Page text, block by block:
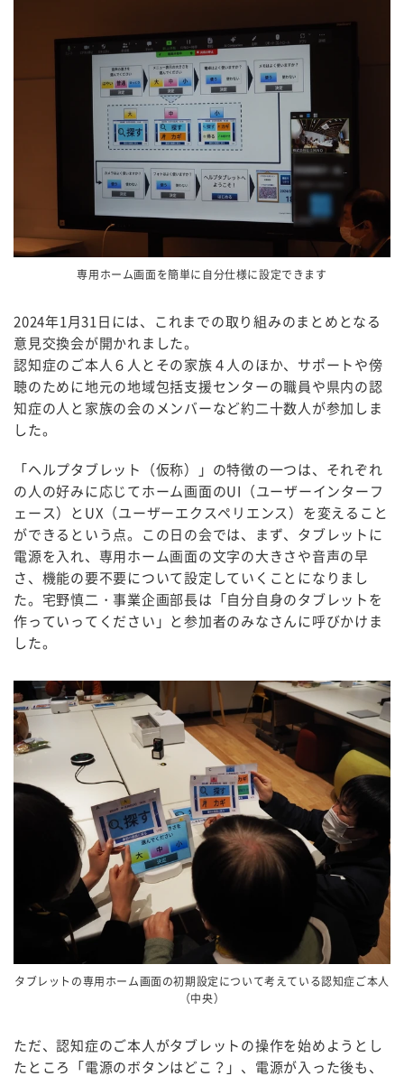
専用ホーム画面を簡単に自分仕様に設定できます
2024年1月31日には、これまでの取り組みのまとめとなる
意見交換会が開かれました。
認知症のご本人６人とその家族４人のほか、サポートや傍
聴のために地元の地域包括支援センターの職員や県内の認
知症の人と家族の会のメンバーなど約二十数人が参加しま
した。
「ヘルプタブレット（仮称）」の特徴の一つは、それぞれ
の人の好みに応じてホーム画面のUI（ユーザーインターフ
ェース）とUX（ユーザーエクスペリエンス）を変えること
ができるという点。この日の会では、まず、タブレットに
電源を入れ、専用ホーム画面の文字の大きさや音声の早
さ、機能の要不要について設定していくことになりまし
た。宅野慎二・事業企画部長は「自分自身のタブレットを
作っていってください」と参加者のみなさんに呼びかけま
した。
タブレットの専用ホーム画面の初期設定について考えている認知症ご本人
（中央）
ただ、認知症のご本人がタブレットの操作を始めようとし
たところ「電源のボタンはどこ？」、電源が入った後も、